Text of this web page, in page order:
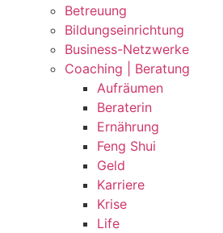
Betreuung
Bildungseinrichtung
Business-Netzwerke
Coaching | Beratung
Aufräumen
Beraterin
Ernährung
Feng Shui
Geld
Karriere
Krise
Life